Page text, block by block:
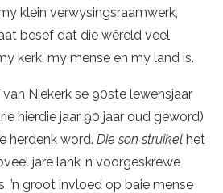
klein verwysingsraamwerk,
besef dat die wêreld veel
kerk, my mense en my land is.
Niekerk se 90ste lewensjaar
hierdie jaar 90 jaar oud geword)
herdenk word. Die son struikel het
jare lank ’n voorgeskrewe
’n groot invloed op baie mense